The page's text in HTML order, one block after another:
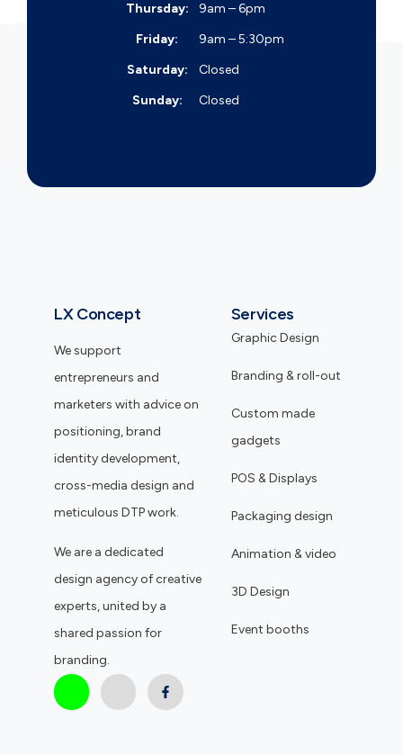
Thursday:
9am – 6pm
Friday:
9am – 5:30pm
Saturday:
Closed
Sunday:
Closed
LX Concept
We support
entrepreneurs and
marketers with advice on
positioning, brand
identity development,
cross-media design and
meticulous DTP work.
We are a dedicated
design agency of creative
experts, united by a
shared passion for
branding.
Services
Graphic Design
Branding & roll-out
Custom made
gadgets
POS & Displays
Packaging design
Animation & video
3D Design
Event booths